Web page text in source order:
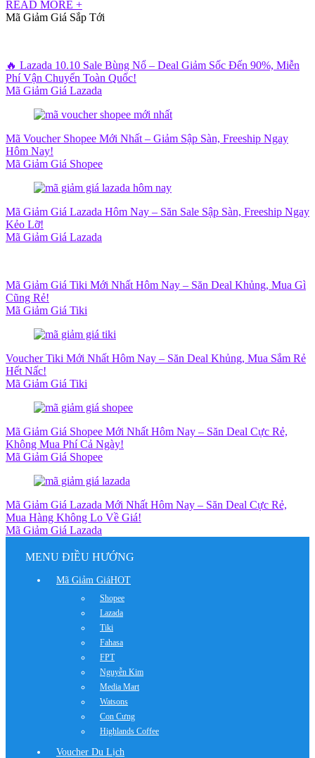
READ MORE +
Mã Giảm Giá Sắp Tới
🔥 Lazada 10.10 Sale Bùng Nổ – Deal Giảm Sốc Đến 90%, Miễn
Phí Vận Chuyển Toàn Quốc!
Mã Giảm Giá Lazada
Mã Voucher Shopee Mới Nhất – Giảm Sập Sàn, Freeship Ngay
Hôm Nay!
Mã Giảm Giá Shopee
Mã Giảm Giá Lazada Hôm Nay – Săn Sale Sập Sàn, Freeship Ngay
Kẻo Lỡ!
Mã Giảm Giá Lazada
Mã Giảm Giá Tiki Mới Nhất Hôm Nay – Săn Deal Khủng, Mua Gì
Cũng Rẻ!
Mã Giảm Giá Tiki
Voucher Tiki Mới Nhất Hôm Nay – Săn Deal Khủng, Mua Sắm Rẻ
Hết Nấc!
Mã Giảm Giá Tiki
Mã Giảm Giá Shopee Mới Nhất Hôm Nay – Săn Deal Cực Rẻ,
Không Mua Phí Cả Ngày!
Mã Giảm Giá Shopee
Mã Giảm Giá Lazada Mới Nhất Hôm Nay – Săn Deal Cực Rẻ,
Mua Hàng Không Lo Về Giá!
Mã Giảm Giá Lazada
MENU ĐIỀU HƯỚNG
Mã Giảm GiáHOT
Shopee
Lazada
Tiki
Fahasa
FPT
Nguyễn Kim
Media Mart
Watsons
Con Cưng
Highlands Coffee
Voucher Du Lịch